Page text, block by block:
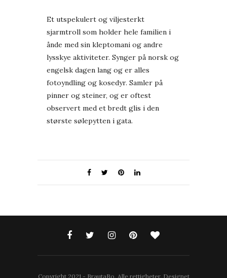
Et utspekulert og viljesterkt
sjarmtroll som holder hele familien i
ånde med sin kleptomani og andre
lysskye aktiviteter. Synger på norsk og
engelsk dagen lang og er alles
fotoyndling og kosedyr. Samler på
pinner og steiner, og er oftest
observert med et bredt glis i den
største sølepytten i gata.
Copyright 2021 - BrautaBo. Alle rettigheter. Designet